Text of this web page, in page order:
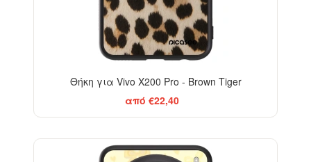
Θήκη για Vivo X200 Pro - Brown Tiger
από €22,40